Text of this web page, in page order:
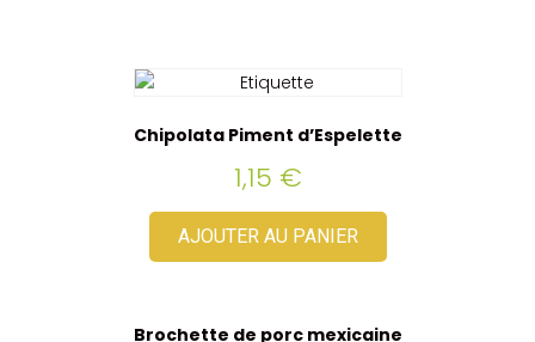
Chipolata Piment d’Espelette
1,15 €
AJOUTER AU PANIER
Brochette de porc mexicaine